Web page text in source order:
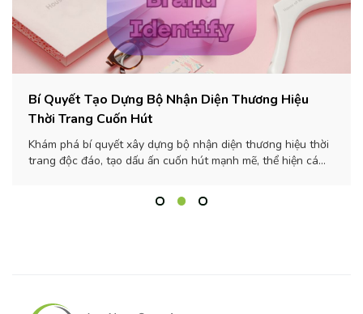
Bí Quyết Tạo Dựng Bộ Nhận Diện Thương Hiệu
Thời Trang Cuốn Hút
Khám phá bí quyết xây dựng bộ nhận diện thương hiệu thời
trang độc đáo, tạo dấu ấn cuốn hút mạnh mẽ, thể hiện cá